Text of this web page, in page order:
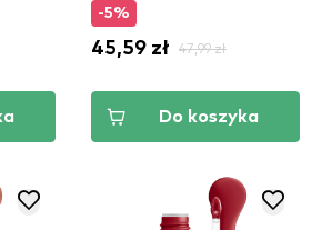
-5%
45,59 zł 47,99 zł
Do koszyka